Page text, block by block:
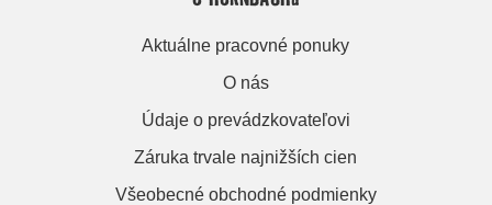
Aktuálne pracovné ponuky
O nás
Údaje o prevádzkovateľovi
Záruka trvale najnižších cien
Všeobecné obchodné podmienky